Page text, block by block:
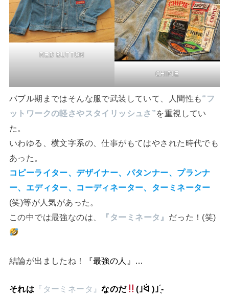
RED BUTTON
CHIPIE
バブル期まではそんな服で武装していて、人間性も“フ
ットワークの軽さやスタイリッシュさ”を重視してい
た。
いわゆる、横文字系の、仕事がもてはやされた時代でも
あった。
コピーライター、デザイナー、パタンナー、プランナ
ー、エディター、コーディネーター、ターミネーター
(笑)等が人気があった。
この中では最強なのは、
『ターミネータ』 だった！(笑)
結論が出ましたね！ 『最強の人』…
それは 『ターミネータ』なのだ (｣ᐛ )｣ ̖́-